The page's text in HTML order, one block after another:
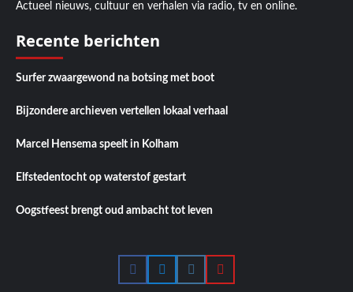
Actueel nieuws, cultuur en verhalen via radio, tv en online.
Recente berichten
Surfer zwaargewond na botsing met boot
Bijzondere archieven vertellen lokaal verhaal
Marcel Hensema speelt in Kolham
Elfstedentocht op waterstof gestart
Oogstfeest brengt oud ambacht tot leven
FacebookTwitterInstagramYouTube